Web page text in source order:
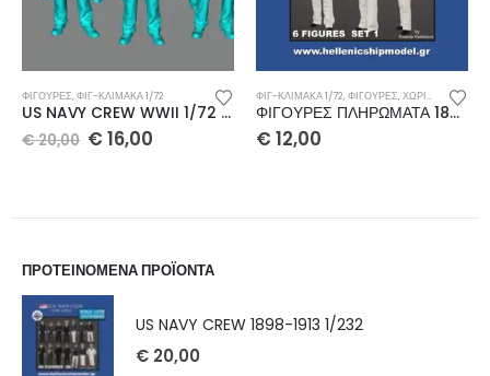
ΦΙΓΟΥΡΕΣ,ΦΙΓ-ΚΛΊΜΑΚΑ 1/72
US NAVY CREW WWII 1/72 10 τεμαχια
€20,00 € 16,00
ΦΙΓ-ΚΛΊΜΑΚΑ 1/72,ΦΙΓΟΥΡΕΣ,ΧΩΡΊΣ ΚΑΤΗΓΟΡΊΑ
ΦΙΓΟΥΡΕΣ ΠΛΗΡΩΜΑΤΑ 1880-1920 1/72
€ 12,00
ΠΡΟΤΕΙΝΟΜΕΝΑ ΠΡΟΪΟΝΤΑ
US NAVY CREW 1898-1913 1/232
€ 20,00